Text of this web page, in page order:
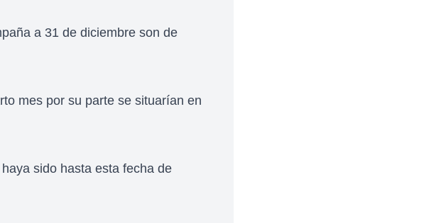
a 31 de diciembre son de
mes por su parte se situarían en
sido hasta esta fecha de